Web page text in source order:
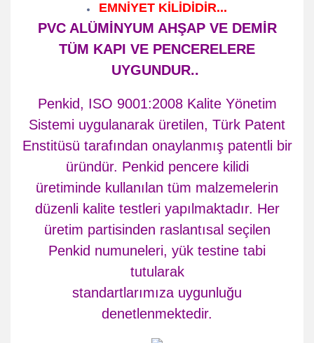
EMNİYET KİLİDİDİR...
PVC ALÜMİNYUM AHŞAP VE DEMİR
TÜM KAPI VE PENCERELERE
UYGUNDUR..
Penkid, ISO 9001:2008 Kalite Yönetim
Sistemi uygulanarak üretilen, Türk Patent
Enstitüsü tarafından onaylanmış patentli bir
üründür. Penkid pencere kilidi
üretiminde kullanılan tüm malzemelerin
düzenli kalite testleri yapılmaktadır. Her
üretim partisinden raslantısal seçilen
Penkid numuneleri, yük testine tabi
tutularak
standartlarımıza uygunluğu
denetlenmektedir.